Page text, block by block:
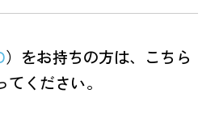
）をお持ちの方は、こちら
ください。